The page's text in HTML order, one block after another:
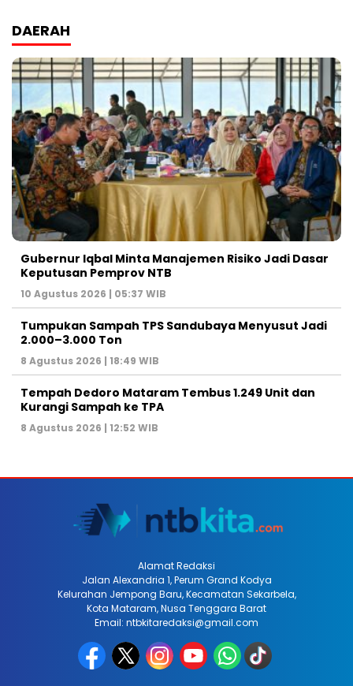
DAERAH
Gubernur Iqbal Minta Manajemen Risiko Jadi Dasar
Keputusan Pemprov NTB
10 Agustus 2026 | 05:37 WIB
Tumpukan Sampah TPS Sandubaya Menyusut Jadi
2.000–3.000 Ton
8 Agustus 2026 | 18:49 WIB
Tempah Dedoro Mataram Tembus 1.249 Unit dan
Kurangi Sampah ke TPA
8 Agustus 2026 | 12:52 WIB
Alamat Redaksi
Jalan Alexandria 1, Perum Grand Kodya
Kelurahan Jempong Baru, Kecamatan Sekarbela,
Kota Mataram, Nusa Tenggara Barat
Email: ntbkitaredaksi@gmail.com